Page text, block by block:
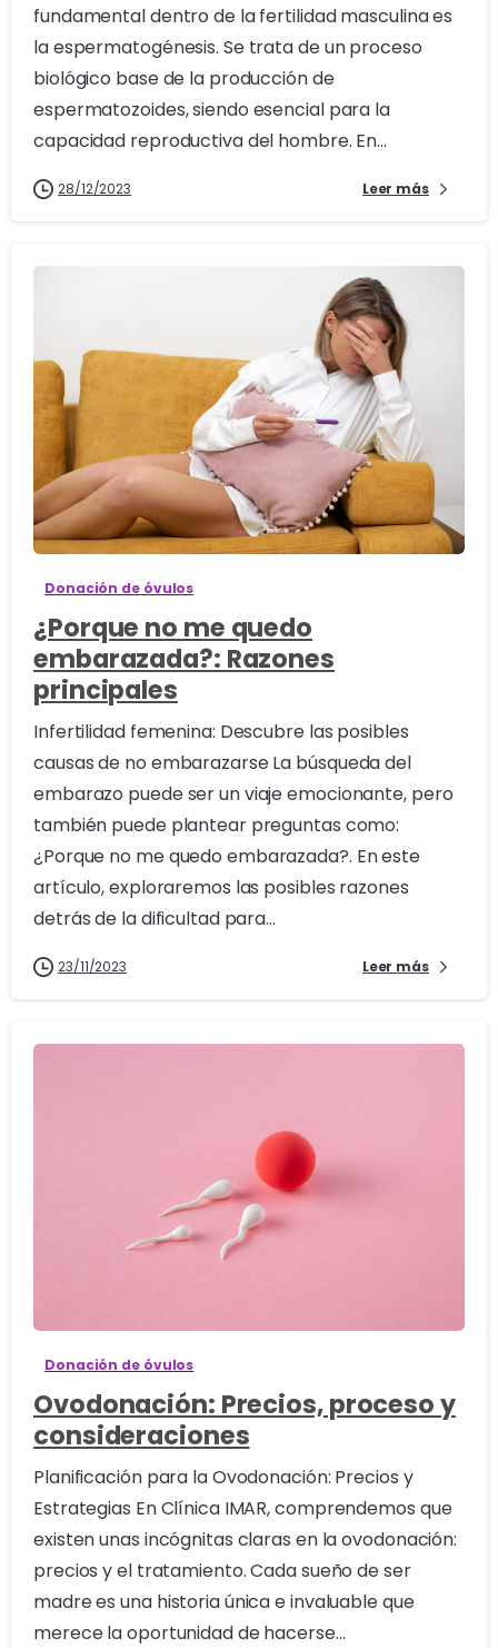
fundamental dentro de la fertilidad masculina es
la espermatogénesis. Se trata de un proceso
biológico base de la producción de
espermatozoides, siendo esencial para la
capacidad reproductiva del hombre. En...
28/12/2023 Leer más
Donación de óvulos
¿Porque no me quedo
embarazada?: Razones
principales
Infertilidad femenina: Descubre las posibles
causas de no embarazarse La búsqueda del
embarazo puede ser un viaje emocionante, pero
también puede plantear preguntas como:
¿Porque no me quedo embarazada?. En este
artículo, exploraremos las posibles razones
detrás de la dificultad para...
23/11/2023 Leer más
Donación de óvulos
Ovodonación: Precios, proceso y
consideraciones
Planificación para la Ovodonación: Precios y
Estrategias En Clínica IMAR, comprendemos que
existen unas incógnitas claras en la ovodonación:
precios y el tratamiento. Cada sueño de ser
madre es una historia única e invaluable que
merece la oportunidad de hacerse...